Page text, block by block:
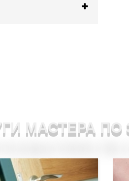
МАСТЕРА ПО